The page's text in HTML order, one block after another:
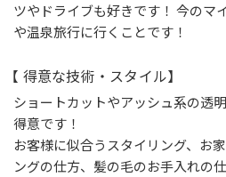
ツやドライブも好きです！ 今のマ
や温泉旅行に行くことです！
【 得意な技術・スタイル】
ショートカットやアッシュ系の透
得意です！
お客様に似合うスタイリング、お
ングの仕方、髪の毛のお手入れの